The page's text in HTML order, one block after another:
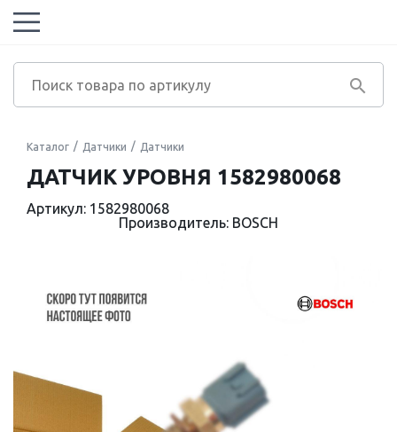
Каталог Датчики Датчики
ДАТЧИК УРОВНЯ 1582980068
Артикул: 1582980068
Производитель: BOSCH